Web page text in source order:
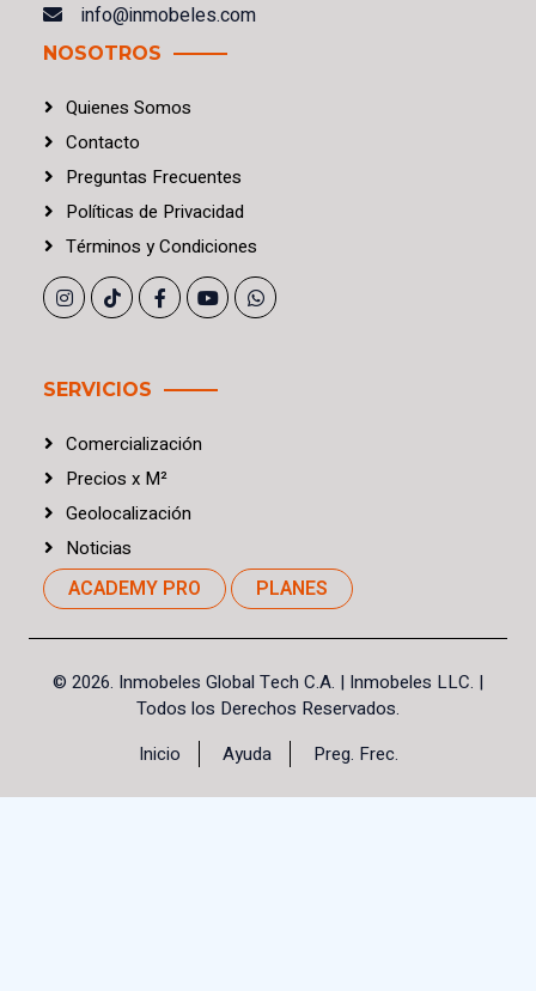
info@inmobeles.com
NOSOTROS
Quienes Somos
Contacto
Preguntas Frecuentes
Políticas de Privacidad
Términos yCondiciones
SERVICIOS
Comercialización
Precios x M²
Geolocalización
Noticias
ACADEMY PRO PLANES
© 2026. Inmobeles Global Tech C.A. | Inmobeles LLC. |
Todos los Derechos Reservados.
Inicio
Ayuda Preg. Frec.